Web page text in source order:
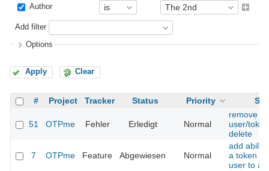
Author
Add filter
Options
Apply Clear
# Project Tracker Status Priority
51 OTPme Fehler Erledigt Normal
remove
user/
delete
7 OTPme Feature Abgewiesen Normal
add
a token
user to